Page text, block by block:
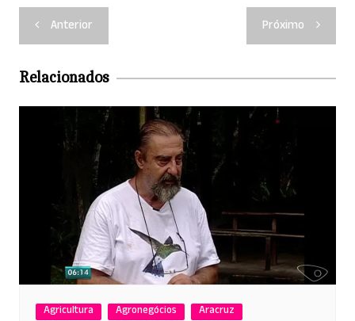
at
s
A
p
c
e
b
o
Navegação
de
Post
Anterior Próximo
Relacionados
Agricultura Agronegócios
Aracruz